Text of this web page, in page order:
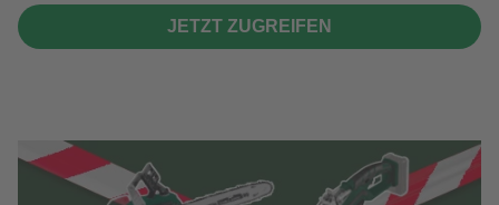
JETZT ZUGREIFEN